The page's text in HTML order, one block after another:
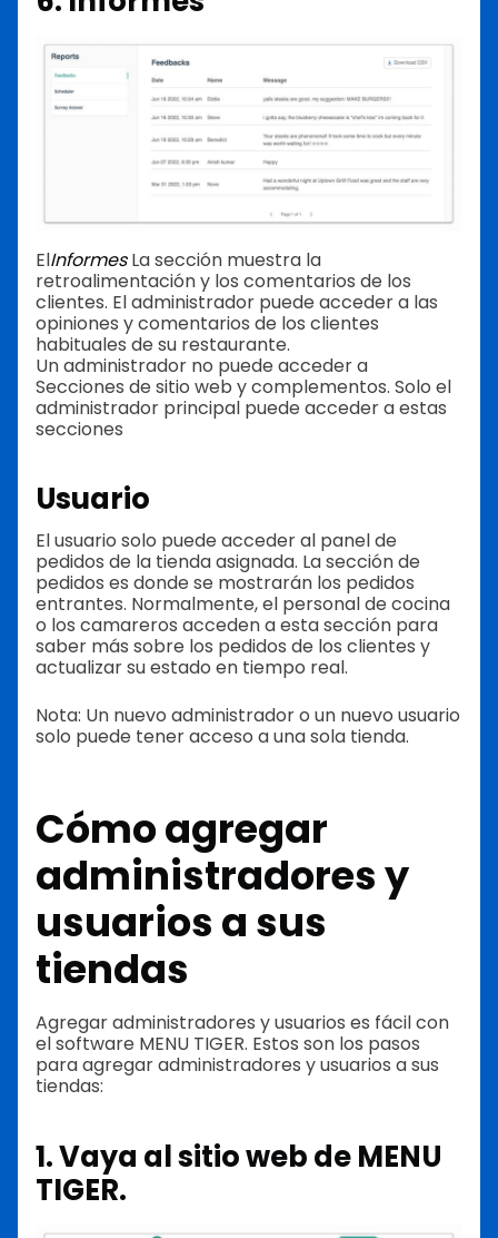
ElInformesLa sección muestra la
retroalimentación y los comentarios de los
clientes. El administrador puede acceder a las
opiniones y comentarios de los clientes
habituales de su restaurante.
Un administrador no puede acceder a
Secciones de sitio web y complementos. Solo el
administrador principal puede acceder a estas
secciones
Usuario
El usuario solo puede acceder al panel de
pedidos de la tienda asignada. La sección de
pedidos es donde se mostrarán los pedidos
entrantes. Normalmente, el personal de cocina
o los camareros acceden a esta sección para
saber más sobre los pedidos de los clientes y
actualizar su estado en tiempo real.
Nota: Un nuevo administrador o un nuevo usuario
solo puede tener acceso a una sola tienda.
Cómo agregar
administradores y
usuarios a sus
tiendas
Agregar administradores y usuarios es fácil con
el software MENU TIGER. Estos son los pasos
para agregar administradores y usuarios a sus
tiendas:
1. Vaya al sitio web de MENU
TIGER.